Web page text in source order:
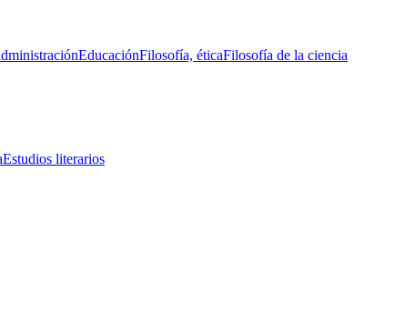
EducaciónFilosofía, éticaFilosofía de la ciencia
Estudios literarios